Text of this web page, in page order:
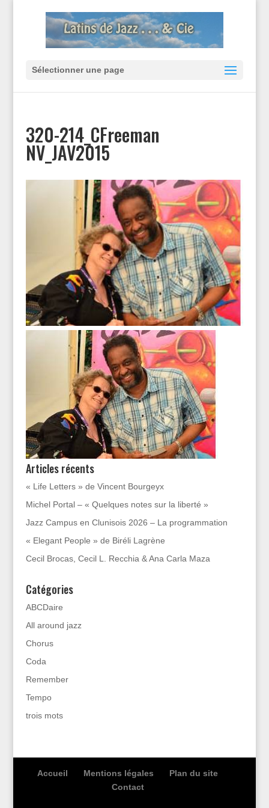
Sélectionner une page
320-214_CFreeman
NV_JAV2015
Articles récents
« Life Letters » de Vincent Bourgeyx
Michel Portal – « Quelques notes sur la liberté »
Jazz Campus en Clunisois 2026 – La programmation
« Elegant People » de Biréli Lagrène
Cecil Brocas, Cecil L. Recchia & Ana Carla Maza
Catégories
ABCDaire
All around jazz
Chorus
Coda
Remember
Tempo
trois mots
Accueil Mentions légales
Plan du site
Contact